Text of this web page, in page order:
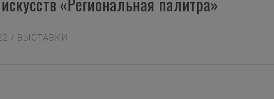
/ ВЫСТАВКИ